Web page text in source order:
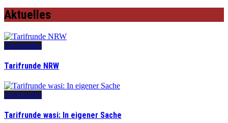
Aktuelles
Tarifrunden
Tarifrunde NRW
Tarifrunden
Tarifrunde wasi: In eigener Sache